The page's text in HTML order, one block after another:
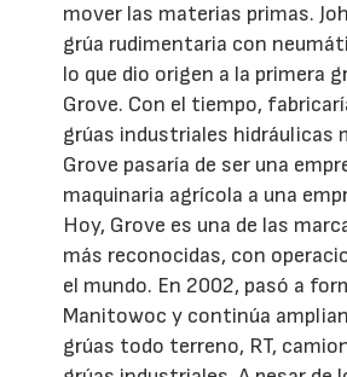
mover las materias primas.
grúa rudimentaria con
lo que dio origen a la primera
Grove. Con el tiempo,
grúas industriales hidráulicas
Grove pasaría de ser una
maquinaria agrícola a una
Hoy, Grove es una de las
más reconocidas, con
el mundo. En 2002, pasó a
Manitowoc y continúa
grúas todo terreno, RT,